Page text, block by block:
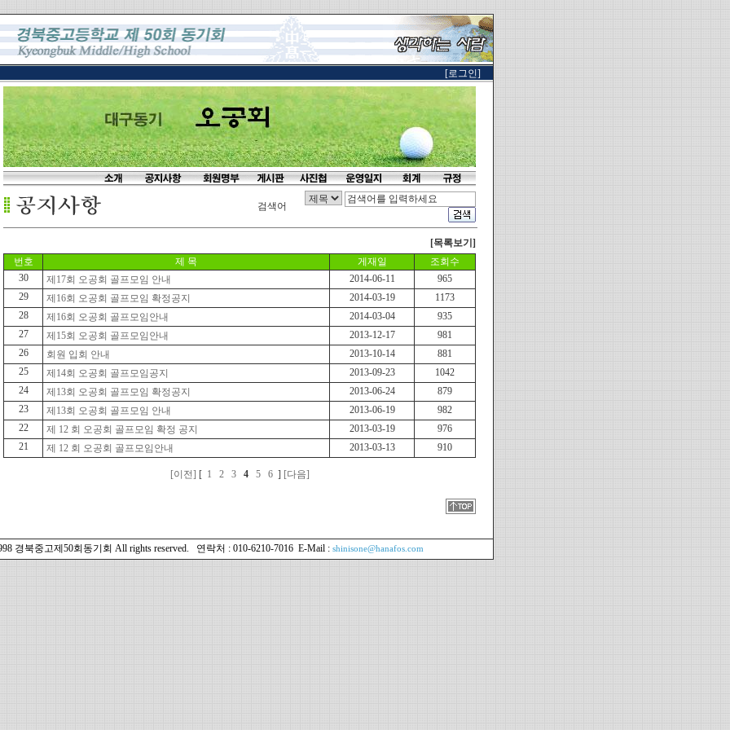
[로그인]
검색어
[목록보기]
번호
제 목 게재일
조회수
30
제17회 오공회 골프모임 안내 2014-06-11
965
29
제16회 오공회 골프모임 확정공지 2014-03-19
1173
28
제16회 오공회 골프모임안내 2014-03-04
935
27
제15회 오공회 골프모임안내 2013-12-17
981
26
회원 입회 안내 2013-10-14
881
25
제14회 오공회 골프모임공지 2013-09-23
1042
24
제13회 오공회 골프모임 확정공지 2013-06-24
879
23
제13회 오공회 골프모임 안내 2013-06-19
982
22
제 12 회 오공회 골프모임 확정 공지 2013-03-19
976
21
제 12 회 오공회 골프모임안내 2013-03-13 910
[이전] [ 1 2 3 4 5 6] [다음]
경북중고제50회동기회 All rights reserved. 연락처 : 010-6210-7016 E-Mail : shinisone@hanafos.com